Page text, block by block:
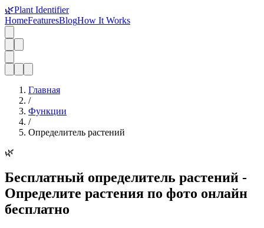
🌿Plant Identifier
HomeFeaturesBlogHow It Works
Главная
/
Функции
/
Определитель растений
🌿
Бесплатный определитель растений -
Определите растения по фото онлайн
бесплатно